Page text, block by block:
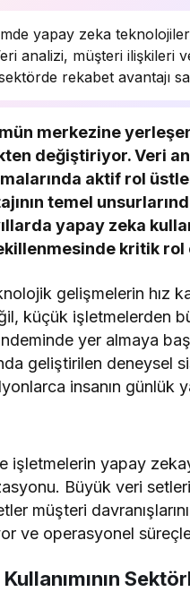
yapay zeka
analizi, müşteri ilişkileri
rekabet avantajı
merkezine
değiştiriyor. Veri
aktif rol
temel
yapay zeka
kritik rol
gelişmelerin hız
küçük işletmelerden
yer almaya
geliştirilen deneysel
insanın günlük
işletmelerin yapay
Büyük veri
müşteri
ve operasyonel